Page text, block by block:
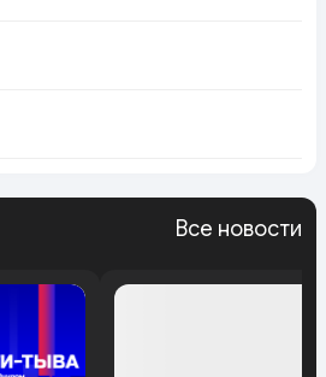
Все новости